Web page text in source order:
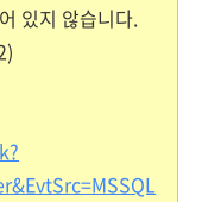
있지 않습니다.